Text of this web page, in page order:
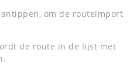
om de routeimport
de route in de lijst met